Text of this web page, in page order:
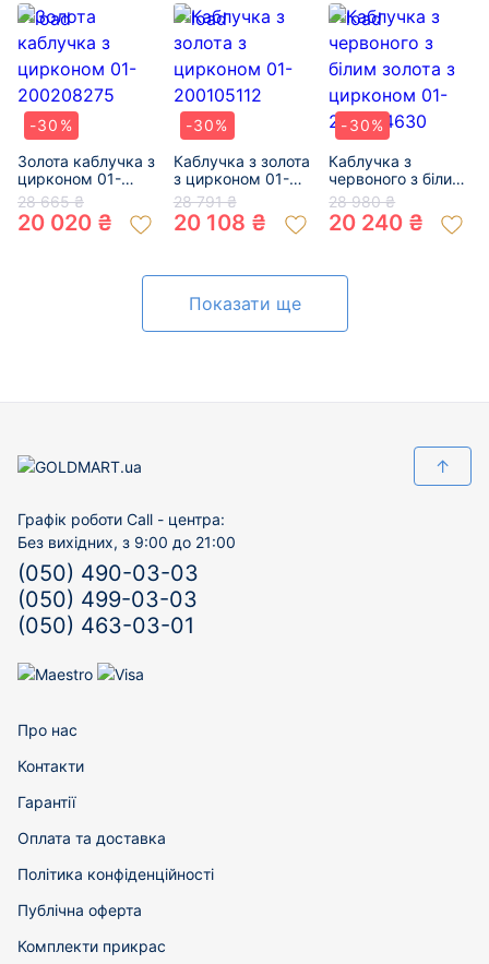
-30%
Золота каблучка з
цирконом 01-
200208275
28 665 ₴
20 020 ₴
-30%
Каблучка з золота
з цирконом 01-
200105112
28 791 ₴
20 108 ₴
-30%
Каблучка з
червоного з білим
золота з цирконом
01-200244630
28 980 ₴
20 240 ₴
Показати ще
↑
Графік роботи Call - центра:
Без вихідних, з 9:00 до 21:00
(050) 490-03-03
(050) 499-03-03
(050) 463-03-01
Про нас
Контакти
Гарантії
Оплата та доставка
Політика конфіденційності
Публічна оферта
Комплекти прикрас